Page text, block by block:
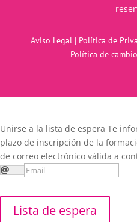
Aviso Legal| Política de
Política de
Unirse a la lista de espera Te
plazo de inscripción de la
de correo electrónico válida a
Lista de espera